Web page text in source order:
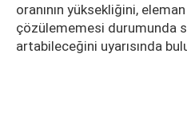
oranının yüksekliğini,
çözülememesi durumunda
artabileceğini uyarısında